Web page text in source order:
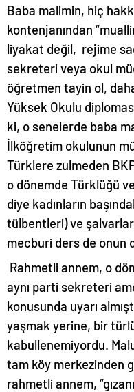
Baba malimin, hiç
kontenjanından
liyakat değil, rejime
sekreteri veya okul
öğretmen tayin ol,
Yüksek Okulu
ki, o senelerde baba
İlköğretim okulunun
Türklere zulmeden
o dönemde Türklüğü ve
diye kadınların
tülbentleri) ve
mecburi ders de onun
Rahmetli annem, o
aynı parti sekreteri
konusunda uyarı
yaşmak yerine, bir
kabullenemiyordu.
tam köy merkezinden
rahmetli annem,